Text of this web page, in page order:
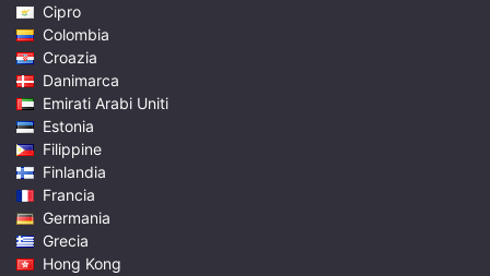
Cipro
Colombia
Croazia
Danimarca
Emirati Arabi Uniti
Estonia
Filippine
Finlandia
Francia
Germania
Grecia
Hong Kong